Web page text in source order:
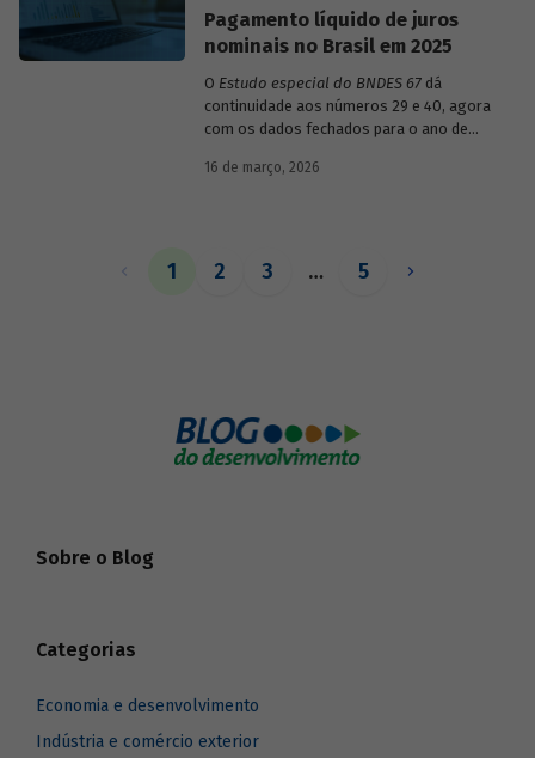
Pagamento líquido de juros
nominais no Brasil em 2025
O Estudo especial do BNDES 67dá
continuidade aos números 29 e 40, agora
com os dados fechados para o ano de
16 de março, 2026
1 2 3 … 5
Sobre o Blog
Categorias
Economia e desenvolvimento
Indústria e comércio exterior